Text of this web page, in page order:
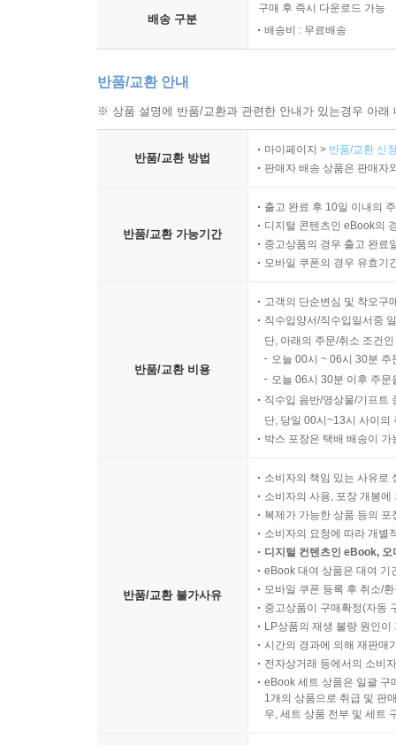
배송 구분
구매 후 즉시 다운로드 가능
배송비 : 무료배송
반품/교환 안내
※ 상품 설명에 반품/교환과 관련한 안내가 있는경우 아
반품/교환 방법
마이페이지 > 반품/교환 신
판매자 배송 상품은 판매자
반품/교환 가능기간
출고 완료 후 10일 이내의
디지털 콘텐츠인 eBook의
중고상품의 경우 출고 완료
모바일 쿠폰의 경우 유효기
반품/교환 비용
고객의 단순변심 및 착오구
직수입양서/직수입일서중
단, 아래의 주문/취소 조건
오늘 00시 ~ 06시 30분
오늘 06시 30분 이후 주
직수입 음반/영상물/기프트
단, 당일 00시~13시 사이의
박스 포장은 택배 배송이
반품/교환 불가사유
소비자의 책임 있는 사유로
소비자의 사용, 포장 개봉
복제가 가능한 상품 등의
소비자의 요청에 따라 개별
디지털 컨텐츠인 eBook,
eBook 대여 상품은 대여 기
모바일 쿠폰 등록 후 취소/
중고상품이 구매확정(자동
LP상품의 재생 불량 원인
시간의 경과에 의해 재판매
전자상거래 등에서의 소비
eBook 세트 상품은 일괄 구
1개의 상품으로 취급 및 판
우, 세트 상품 전부 및 세트